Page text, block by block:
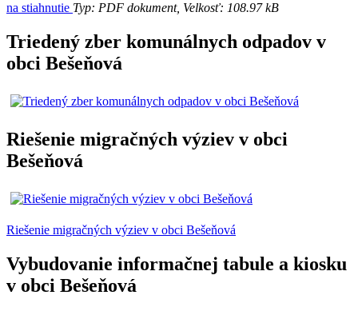
na stiahnutie Typ: PDF dokument, Velkosť: 108.97 kB
Triedený zber komunálnych odpadov v
obci Bešeňová
Riešenie migračných výziev v obci
Bešeňová
Riešenie migračných výziev v obci Bešeňová
Vybudovanie informačnej tabule a kiosku
v obci Bešeňová